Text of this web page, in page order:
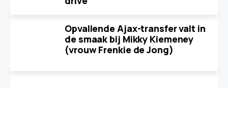
Opvallende Ajax-transfer valt in
de smaak bij Mikky Kiemeney
(vrouw Frenkie de Jong)